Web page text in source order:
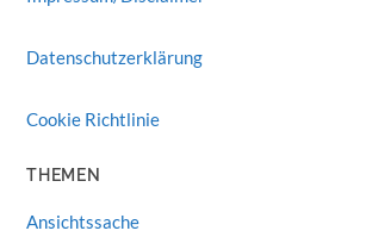
Datenschutzerklärung
Cookie Richtlinie
THEMEN
Ansichtssache